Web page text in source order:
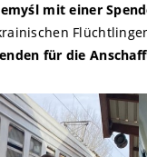
mit einer
für die